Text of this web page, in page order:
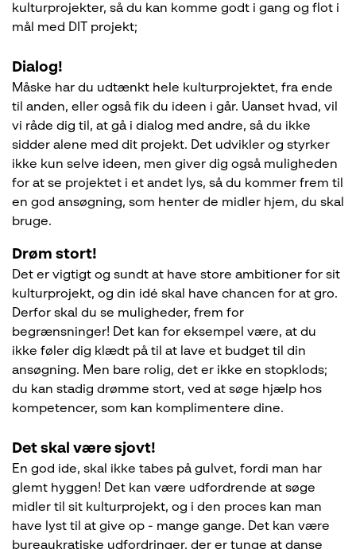
kulturprojekter, så du kan komme godt i gang og flot i
mål med DIT projekt;
Dialog!
Måske har du udtænkt hele kulturprojektet, fra ende
til anden, eller også fik du ideen i går. Uanset hvad, vil
vi råde dig til, at gå i dialog med andre, så du ikke
sidder alene med dit projekt. Det udvikler og styrker
ikke kun selve ideen, men giver dig også muligheden
for at se projektet i et andet lys, så du kommer frem til
en god ansøgning, som henter de midler hjem, du skal
bruge.
Drøm stort!
Det er vigtigt og sundt at have store ambitioner for sit
kulturprojekt, og din idé skal have chancen for at gro.
Derfor skal du se muligheder, frem for
begrænsninger! Det kan for eksempel være, at du
ikke føler dig klædt på til at lave et budget til din
ansøgning. Men bare rolig, det er ikke en stopklods;
du kan stadig drømme stort, ved at søge hjælp hos
kompetencer, som kan komplimentere dine.
Det skal være sjovt!
En god ide, skal ikke tabes på gulvet, fordi man har
glemt hyggen! Det kan være udfordrende at søge
midler til sit kulturprojekt, og i den proces kan man
have lyst til at give op - mange gange. Det kan være
bureaukratiske udfordringer, der er tunge at danse